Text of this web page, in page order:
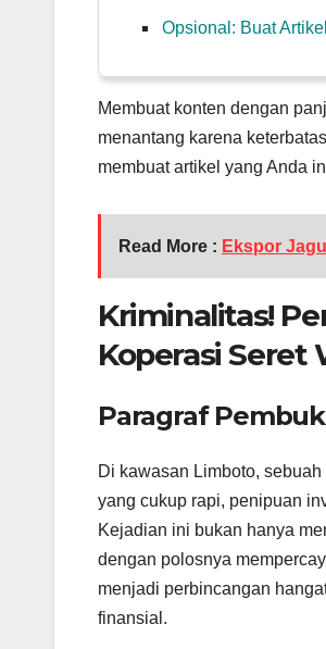
Opsional: Buat Artikel
Membuat konten dengan
menantang karena
membuat artikel yang Anda
Read More : Ekspor
Kriminalitas!
Koperasi Seret
Paragraf
Di kawasan Limboto,
yang cukup rapi, penipuan
Kejadian ini bukan hanya
dengan polosnya
menjadi perbincangan
finansial.